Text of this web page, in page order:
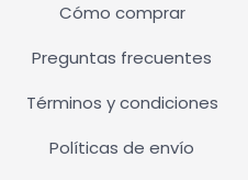
Cómo comprar
Preguntas frecuentes
Términos y condiciones
Políticas de envío